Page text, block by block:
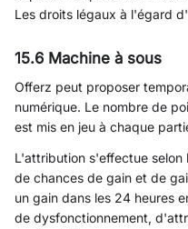
Les droits légaux à l'égard
15.6 Machine à sous
Offerz peut proposer
numérique. Le nombre de
est mis en jeu à chaque
L'attribution s'effectue selon
de chances de gain et de
un gain dans les 24 heures
de dysfonctionnement,